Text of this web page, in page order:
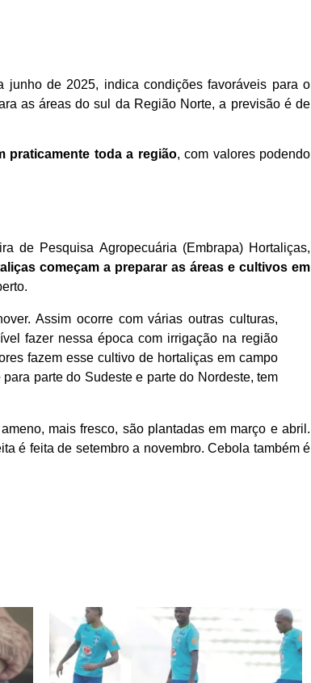
junho de 2025, indica condições favoráveis para o
as áreas do sul da Região Norte, a previsão é de
praticamente toda a região, com valores podendo
de Pesquisa Agropecuária (Embrapa) Hortaliças,
começam a preparar as áreas e cultivos em
Assim ocorre com várias outras culturas,
fazer nessa época com irrigação na região
fazem esse cultivo de hortaliças em campo
parte do Sudeste e parte do Nordeste, tem
mais fresco, são plantadas em março e abril.
é feita de setembro a novembro. Cebola também é